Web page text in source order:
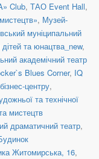
Club, ТАО Event Hall,
, Музей-
муніципальний
та юнацтва_new,
академічний театр
Blues Corner, IQ
центру,
та технічної
мистецтв
драматичний театр,
Житомирська, 16,